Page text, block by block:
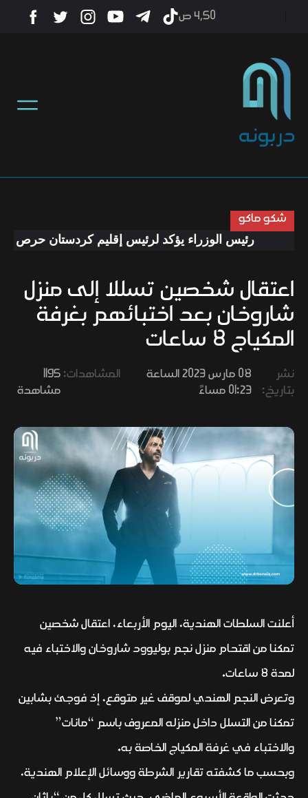
أخبار
رياضة
صحة
ثقافة
وفنون
4٫50 ص
شكو ماكو
رئيس الوزراء يؤكد لرئيس إقليم كردستان حرص
اعتقال شخصين تسللا إلى منزل
شاروخان بعد اختبائهم بغرفة
المكياج 8 ساعات
نشر
بتاريخ:
08 مارس 2023 الساعة
01:23 مساءً
المشاهدات:1195
مشاهدة
أعلنت السلطات الهندية، اليوم الأربعاء، اعتقال شخصين
تمكنا من اقتحام منزل نجم بوليوود شاروخان والاختباء فيه
لمدة 8 ساعات.
وتعرض النجم الهندي لموقف غير متوقع، إذ فوجئ بشابين
تمكنا من التسلل داخل منزله المعروف باسم “مانات”
والاختباء في غرفة المكياج الخاصة به.
وبحسب ما كشفته تقارير الشرطة ووسائل الإعلام الهندية،